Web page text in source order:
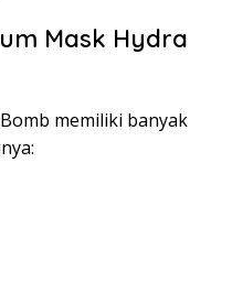
Mask Hydra
memiliki banyak